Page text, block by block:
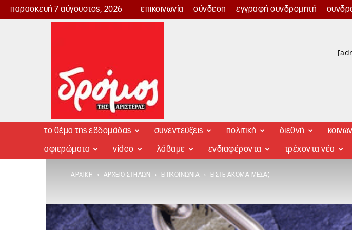
παρασκευή 7 αύγουστος, 2026 επικοινωνία σύνδεση εγγραφή συνδρομητή
Δρόμος
το θέμα της εβδομάδας συνεντεύξεις πολιτική διεθνή
αφιερώματα video λάβαμε ενδιαφέροντα τρέχοντα νέα
ΑΡΧΙΚΉ ΑΡΧΕΊΟ ΣΤΗΛΏΝ ΕΠΙΚΟΙΝΩΝΊΑ ΕΊΣΤΕ ΑΚΌΜΑ ΜΈΣΑ;